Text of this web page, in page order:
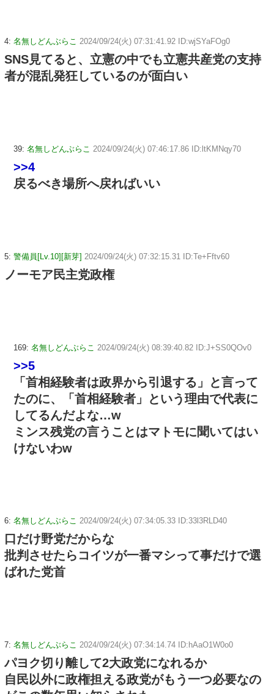
4: 名無しどんぶらこ 2024/09/24(火) 07:31:41.92 ID:wjSYaFOg0
SNS見てると、立憲の中でも立憲共産党の支持
者が混乱発狂しているのが面白い
39: 名無しどんぶらこ 2024/09/24(火) 07:46:17.86 ID:ltKMNqy70
>>4
戻るべき場所へ戻ればいい
5: 警備員[Lv.10][新芽] 2024/09/24(火) 07:32:15.31 ID:Te+Fftv60
ノーモア民主党政権
169: 名無しどんぶらこ 2024/09/24(火) 08:39:40.82 ID:J+SS0QOv0
>>5
「首相経験者は政界から引退する」と言って
たのに、「首相経験者」という理由で代表に
してるんだよな…w
ミンス残党の言うことはマトモに聞いてはい
けないわw
6: 名無しどんぶらこ 2024/09/24(火) 07:34:05.33 ID:33l3RLD40
口だけ野党だからな
批判させたらコイツが一番マシって事だけで選
ばれた党首
7: 名無しどんぶらこ 2024/09/24(火) 07:34:14.74 ID:hAaO1W0o0
パヨク切り離して2大政党になれるか
自民以外に政権担える政党がもう一つ必要なの